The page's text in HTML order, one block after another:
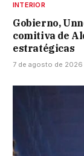
INTERIOR
Gobierno,
comitiva de
estratégicas
7 de agosto de 2026